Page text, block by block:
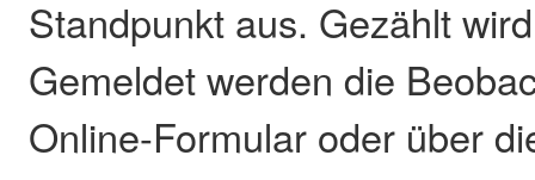
Standpunkt aus. Gezählt
Gemeldet werden die
Online-Formular oder über